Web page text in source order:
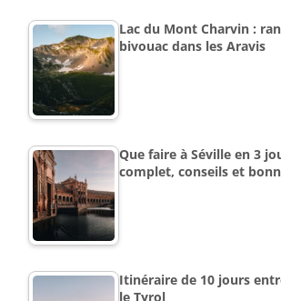
Lac du Mont Charvin :
bivouac dans les Aravis
Que faire à Séville en 3
complet, conseils et
Itinéraire de 10 jours
le Tyrol